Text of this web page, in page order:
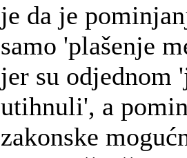
je da je
samo 'plašenje
jer su odjednom
utihnuli', a
zakonske